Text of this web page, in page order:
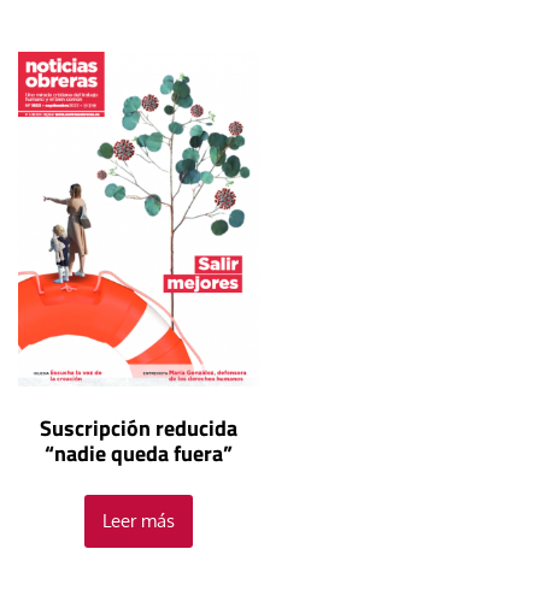
Suscripción reducida
“nadie queda fuera”
Leer más